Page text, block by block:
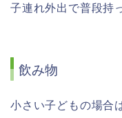
子連れ外出で普段持
飲み物
小さい子どもの場合